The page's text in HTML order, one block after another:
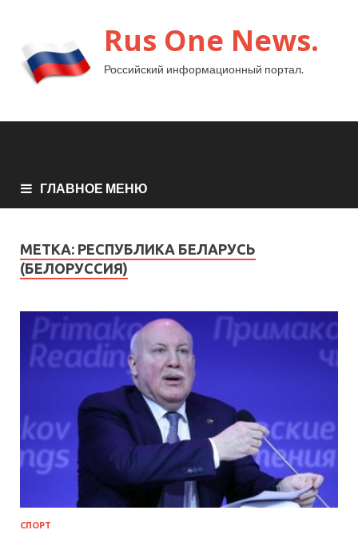
Rus One News.
Российский информационный портал.
ГЛАВНОЕ МЕНЮ
МЕТКА: РЕСПУБЛИКА БЕЛАРУСЬ
(БЕЛОРУССИЯ)
СПОРТ